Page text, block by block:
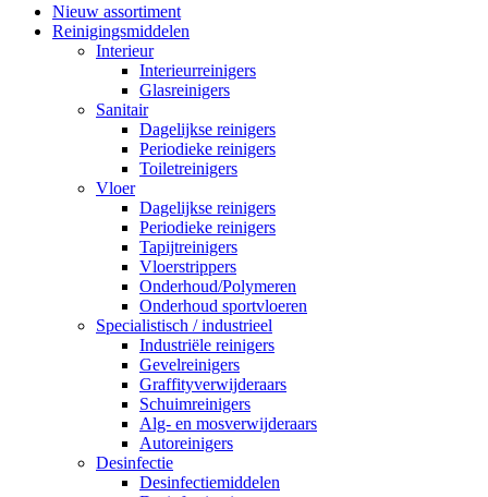
Nieuw assortiment
Reinigingsmiddelen
Interieur
Interieurreinigers
Glasreinigers
Sanitair
Dagelijkse reinigers
Periodieke reinigers
Toiletreinigers
Vloer
Dagelijkse reinigers
Periodieke reinigers
Tapijtreinigers
Vloerstrippers
Onderhoud/Polymeren
Onderhoud sportvloeren
Specialistisch / industrieel
Industriële reinigers
Gevelreinigers
Graffityverwijderaars
Schuimreinigers
Alg- en mosverwijderaars
Autoreinigers
Desinfectie
Desinfectiemiddelen